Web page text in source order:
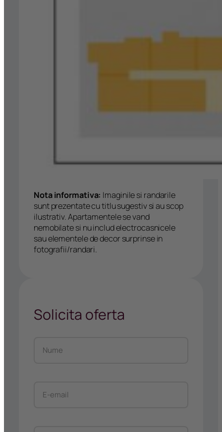
Nota informativa: Imaginile si randarile
sunt prezentate cu titlu sugestiv si au scop
ilustrativ. Apartamentele se vand
nemobilate si nu includ electrocasnicele
sau elementele de decor surprinse in
fotografii/randari.
Solicita oferta